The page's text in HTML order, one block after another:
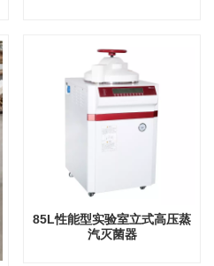
85L性能型实验室立式高压蒸
汽灭菌器